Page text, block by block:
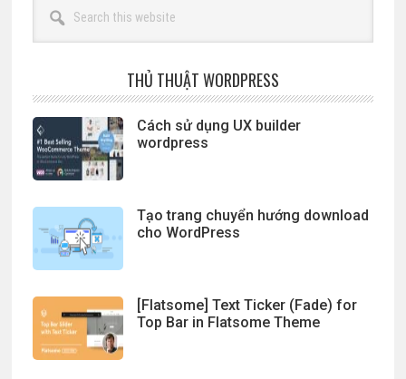
this
website
THỦ THUẬT WORDPRESS
Cách sử dụng UX builder
wordpress
Tạo trang chuyển hướng download
cho WordPress
[Flatsome] Text Ticker (Fade) for
Top Bar in Flatsome Theme